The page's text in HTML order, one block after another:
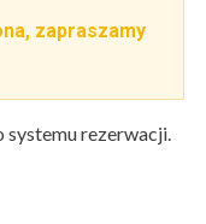
zapraszamy
systemu rezerwacji.